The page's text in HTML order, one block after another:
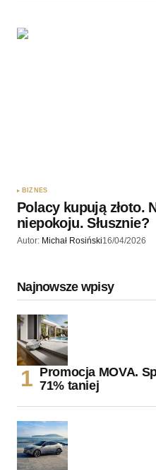
BIZNES
Polacy kupują złoto.
niepokoju. Słusznie?
Autor: Michał Rosiński16/04/2026
Najnowsze wpisy
Promocja MOVA.
71% taniej